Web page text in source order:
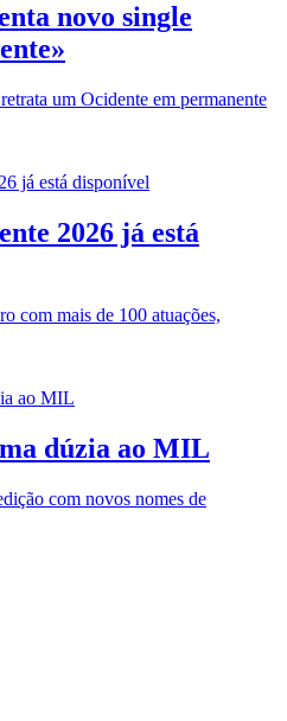
novo single
um Ocidente em permanente
2026 já está
com mais de 100 atuações,
dúzia ao MIL
com novos nomes de